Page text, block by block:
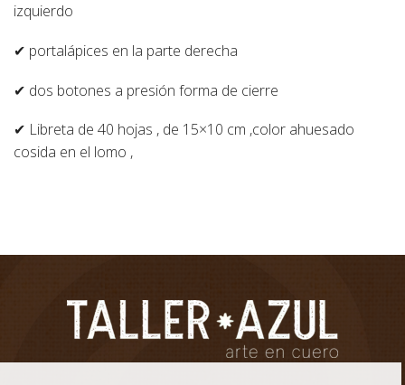
izquierdo
✔ portalápices en la parte derecha
✔ dos botones a presión forma de cierre
✔ Libreta de 40 hojas , de 15×10 cm ,color ahuesado
cosida en el lomo ,